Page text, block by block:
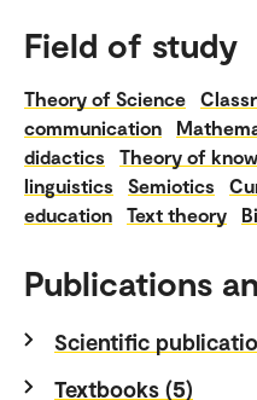
Field of study
Theory of Science
communication
didactics
Theory of
linguistics
Semiotics
education
Text theory
Publications
Scientific
Textbooks (5)